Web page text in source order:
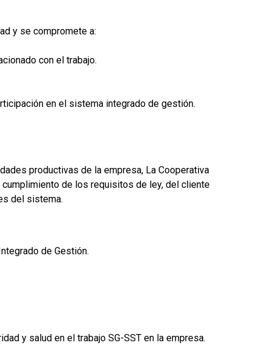
y se compromete a:
con el trabajo.
en el sistema integrado de gestión.
productivas de la empresa, La Cooperativa
de los requisitos de ley, del cliente
del sistema.
de Gestión.
y salud en el trabajo SG-SST en la empresa.